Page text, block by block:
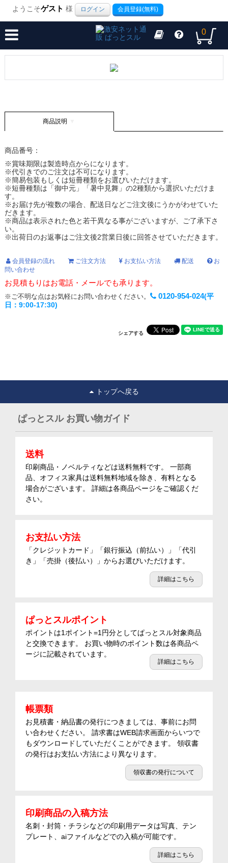
ようこそゲスト 様 ログイン 会員登録(無料)
0
商品説明
商品番号：
※賞味期限は製造時点からになります。
※代引きでのご注文は不可になります。
※簡易包装もしくは短冊種類をお選びいただけます。
※短冊種類は「御中元」「暑中見舞」の2種類から選択いただけま
す。
※お届け先が複数の場合、配送日などご注文後にうかがわせていた
だきます。
※商品は表示された色と若干異なる事がございますが、ご了承下さ
い。
※出荷日のお返事はご注文後2営業日後に回答させていただきます。
会員登録の流れ ご注文方法 お支払い方法 配送
お
問い合わせ
お見積もりはお電話・メールでも承ります。
※ご不明な点はお気軽にお問い合わせください。 0120-954-024(平
日：9:00-17:30)
シェアする
トップへ戻る
ぱっとスル お買い物ガイド
送料
印刷商品・ノベルティなどは送料無料です。 一部商
品、オフィス家具は送料無料地域を除き、有料となる
場合がございます。 詳細は各商品ページをご確認くだ
さい。
お支払い方法
「クレジットカード」「銀行振込（前払い）」「代引
き」「売掛（後払い）」からお選びいただけます。
詳細はこちら
ぱっとスルポイント
ポイントは1ポイント=1円分としてぱっとスル対象商品
と交換できます。 お買い物時のポイント数は各商品ペ
ージに記載されています。
詳細はこちら
帳票類
お見積書・納品書の発行につきましては、事前にお問
い合わせください。 請求書はWEB請求画面からいつで
もダウンロードしていただくことができます。 領収書
の発行はお支払い方法により異なります。
領収書の発行について
印刷商品の入稿方法
名刺・封筒・チラシなどの印刷用データは写真、テン
プレート、aiファイルなどでの入稿が可能です。
詳細はこちら